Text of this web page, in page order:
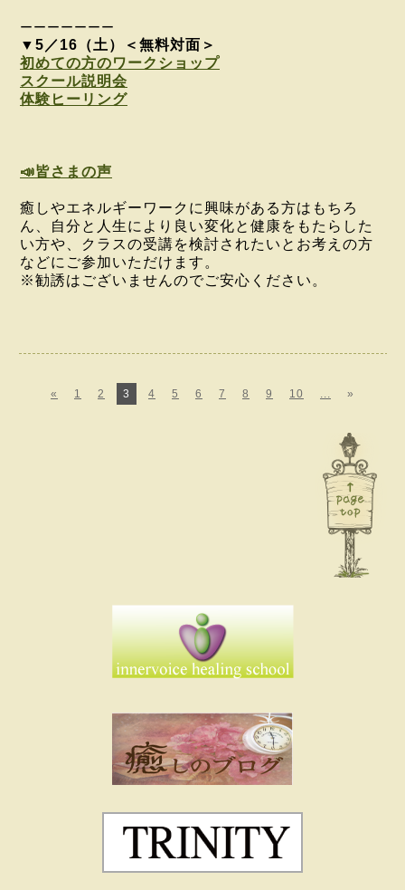
ーーーーーーー
▼5／16（土）＜無料対面＞
初めての方のワークショップ
スクール説明会
体験ヒーリング
📣皆さまの声
癒しやエネルギーワークに興味がある方はもちろ
ん、
自分と人生により良い変化と健康をもたらした
い方や、
クラスの受講を検討されたいとお考えの方
などに ご参加いただけます。
※勧誘はございませんのでご安心ください。
« 1 2 3 4 5 6 7 8 9 10 ... »